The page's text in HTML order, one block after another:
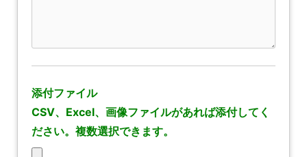
添付ファイル
CSV、Excel、画像ファイルがあれば添付してく
ださい。複数選択できます。